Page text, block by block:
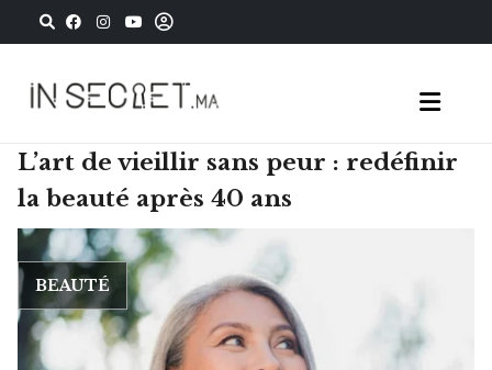
L’art de vieillir sans peur : redéfinir
la beauté après 40 ans
BEAUTÉ